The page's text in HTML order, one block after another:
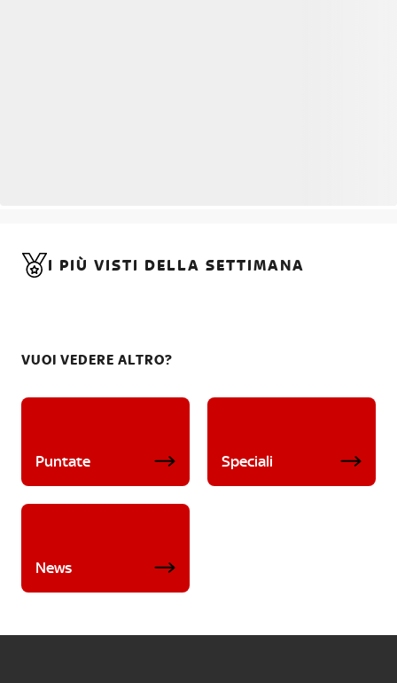
I PIÙ VISTI DELLA SETTIMANA
VUOI VEDERE ALTRO?
Puntate Speciali
News